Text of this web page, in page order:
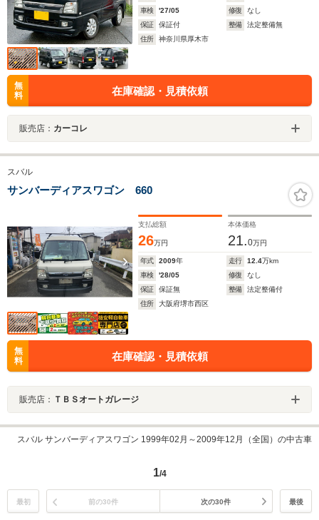
車検
'27/05 修復
なし
保証
保証付 整備
法定整備無
住所
神奈川県厚木市
無
料
在庫確認・見積依頼
販売店： カーコレ
スバル
サンバーディアスワゴン 660
支払総額
26万円
本体価格
21.0万円
年式 2009年 走行 12.4万km
車検
'28/05 修復
なし
保証
保証無 整備
法定整備付
住所
大阪府堺市西区
無
料
在庫確認・見積依頼
販売店： ＴＢＳオートガレージ
スバル サンバーディアスワゴン 1999年02月～2009年12月（全国）の中古車
1/4
最初 前の30件 次の30件 最後